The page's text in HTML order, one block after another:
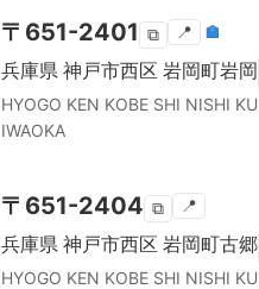
〒 651-2401 ⧉ 📍 🏣
兵庫県 神戸市西区 岩岡町岩岡
HYOGO KEN KOBE SHI NISHI KU
IWAOKA
〒 651-2404 ⧉ 📍
兵庫県 神戸市西区 岩岡町古郷
HYOGO KEN KOBE SHI NISHI KU